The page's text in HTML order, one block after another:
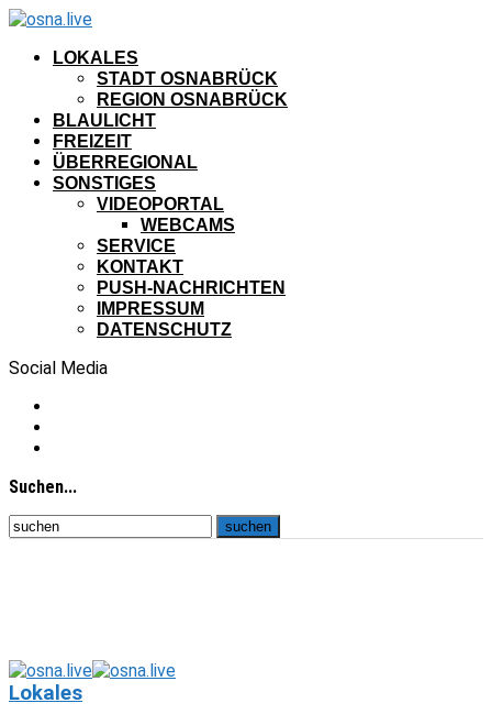
LOKALES
STADT OSNABRÜCK
REGION OSNABRÜCK
BLAULICHT
FREIZEIT
ÜBERREGIONAL
SONSTIGES
VIDEOPORTAL
WEBCAMS
SERVICE
KONTAKT
PUSH-NACHRICHTEN
IMPRESSUM
DATENSCHUTZ
Social Media
Suchen...
Lokales